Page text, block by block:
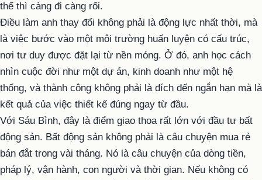
thể thì càng đi càng rối.
Điều làm anh thay đổi không phải là động lực nhất thời, mà
là việc bước vào một môi trường huấn luyện có cấu trúc,
nơi tư duy được đặt lại từ nền móng. Ở đó, anh học cách
nhìn cuộc đời như một dự án, kinh doanh như một hệ
thống, và thành công không phải là đích đến ngắn hạn mà là
kết quả của việc thiết kế đúng ngay từ đầu.
Với Sáu Bình, đây là điểm giao thoa rất lớn với đầu tư bất
động sản. Bất động sản không phải là câu chuyện mua rẻ
bán đắt trong vài tháng. Nó là câu chuyện của dòng tiền,
pháp lý, vận hành, con người và thời gian. Nếu không có